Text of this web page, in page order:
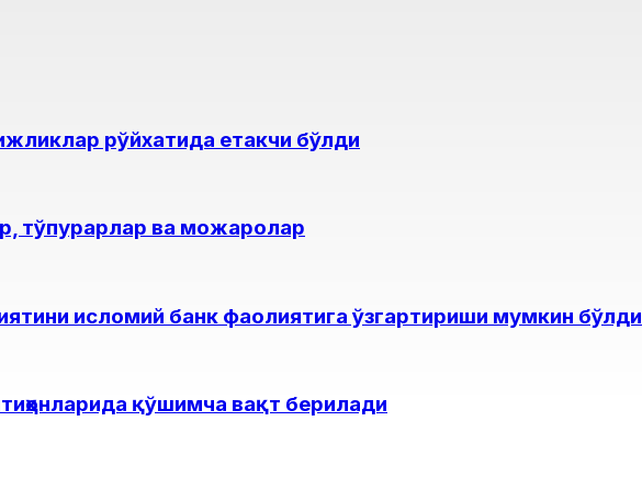
рўйхатида етакчи бўлди
тўпурарлар ва можаролар
исломий банк фаолиятига ўзгартириши мумкин бўлди
қўшимча вақт берилади